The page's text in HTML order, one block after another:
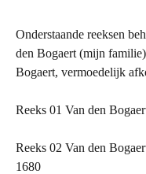
Onderstaande reeksen
den Bogaert (mijn
Bogaert, vermoedelijk
Reeks 01 Van den
Reeks 02 Van den
1680